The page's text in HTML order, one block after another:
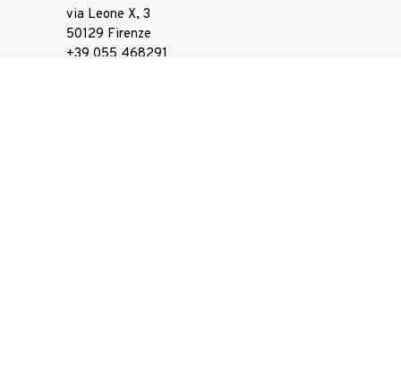
via Leone X, 3
50129 Firenze
+39 055 468291